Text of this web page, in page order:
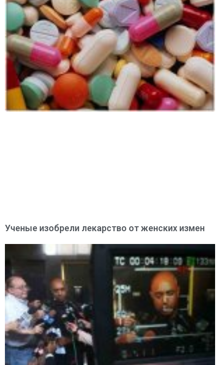
Ученые изобрели лекарство от женских измен